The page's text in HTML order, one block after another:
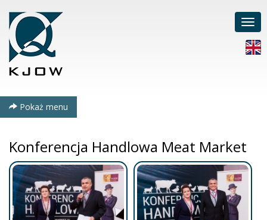
Pokaż menu
Konferencja Handlowa Meat Market